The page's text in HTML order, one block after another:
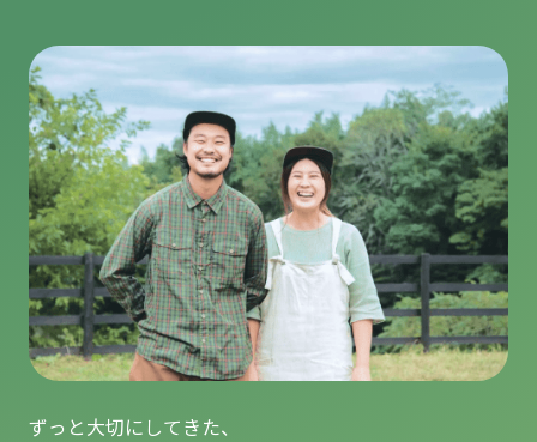
ずっと大切にしてきた、